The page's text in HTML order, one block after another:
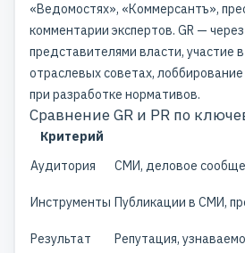
«Ведомостях», «Коммерсантъ»,
комментарии экспертов. GR —
представителями власти, участие в
отраслевых советах,
при разработке нормативов.
Сравнение GR и PR по
Критерий
Аудитория
СМИ, деловое
Инструменты Публикации в СМИ,
Результат Репутация,